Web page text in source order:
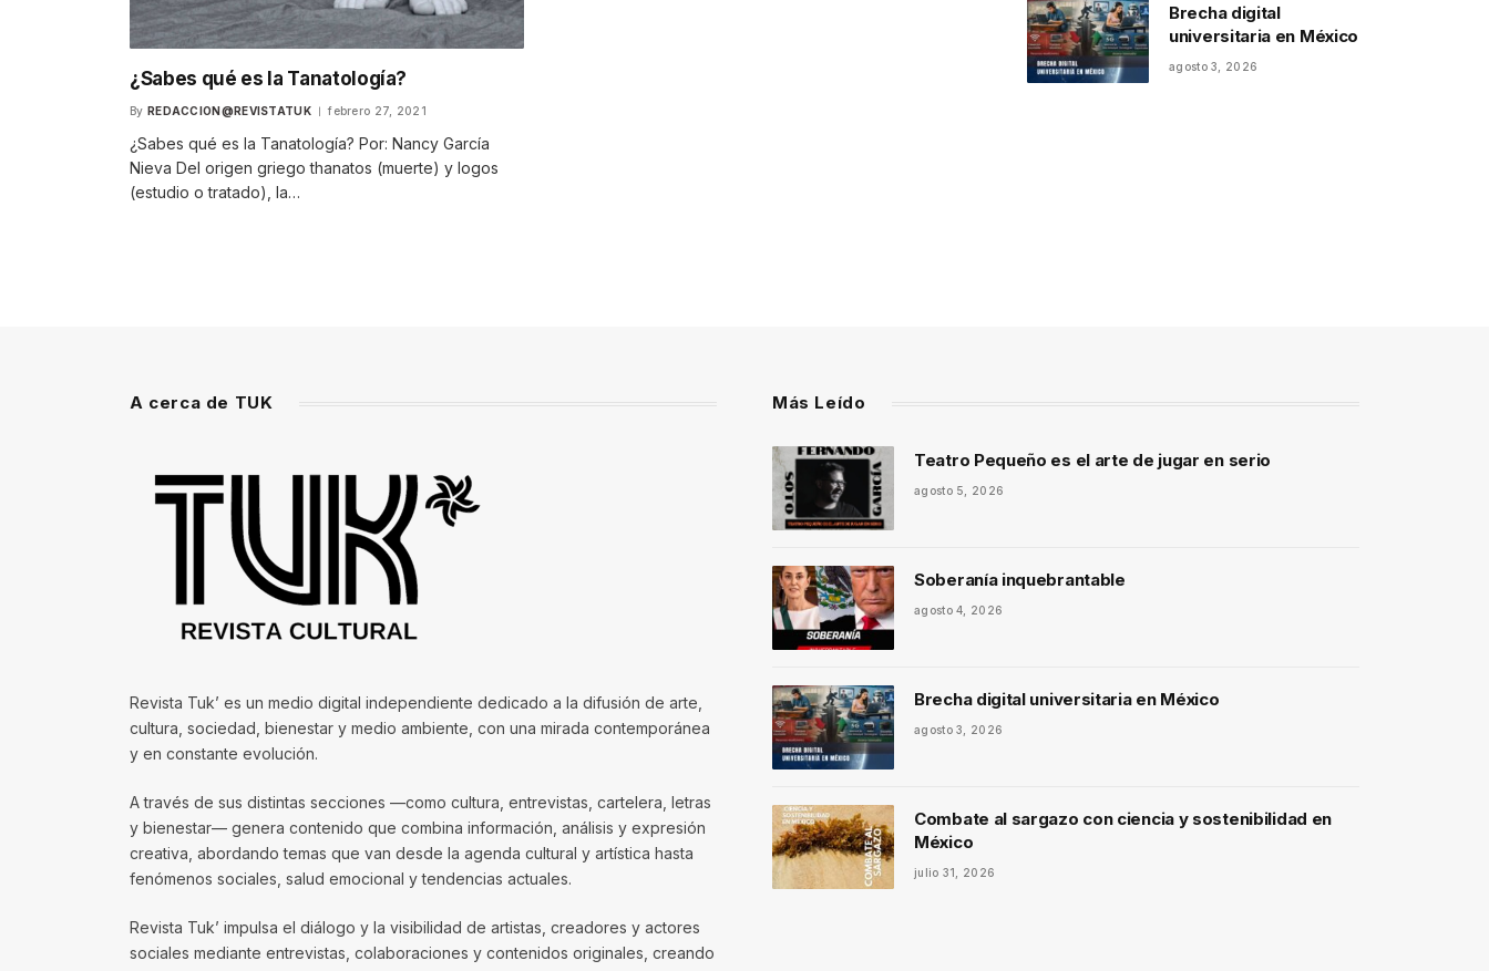
¿Sabes qué es la Tanatología?
By REDACCION@REVISTATUK febrero 27, 2021
¿Sabes qué es la Tanatología? Por: Nancy García
Nieva Del origen griego thanatos (muerte) y logos
(estudio o tratado), la…
Brecha digital
universitaria en México
agosto 3, 2026
A cerca de TUK
Revista Tuk’ es un medio digital independiente dedicado a la difusión de arte,
cultura, sociedad, bienestar y medio ambiente, con una mirada contemporánea
y en constante evolución.
A través de sus distintas secciones —como cultura, entrevistas, cartelera, letras
y bienestar— genera contenido que combina información, análisis y expresión
creativa, abordando temas que van desde la agenda cultural y artística hasta
fenómenos sociales, salud emocional y tendencias actuales.
Revista Tuk’ impulsa el diálogo y la visibilidad de artistas, creadores y actores
sociales mediante entrevistas, colaboraciones y contenidos originales, creando
Más Leído
Teatro Pequeño es el arte de jugar en serio
agosto 5, 2026
Soberanía inquebrantable
agosto 4, 2026
Brecha digital universitaria en México
agosto 3, 2026
Combate al sargazo con ciencia y sostenibilidad en
México
julio 31, 2026